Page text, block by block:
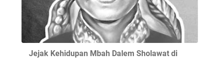
Jejak Kehidupan Mbah Dalem Sholawat di